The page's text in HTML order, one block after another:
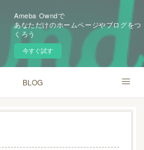
Ameba Owndで
あなただけのホームページやブログをつ
くろう
今すぐ試す
BLOG